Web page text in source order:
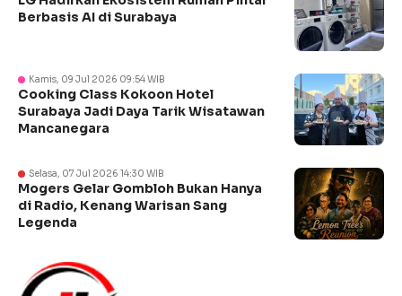
Berbasis AI di Surabaya
Kamis, 09 Jul 2026 09:54 WIB
Cooking Class Kokoon Hotel
Surabaya Jadi Daya Tarik Wisatawan
Mancanegara
Selasa, 07 Jul 2026 14:30 WIB
Mogers Gelar Gombloh Bukan Hanya
di Radio, Kenang Warisan Sang
Legenda